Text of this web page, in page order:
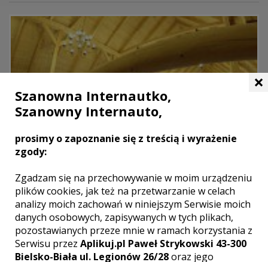
×
Szanowna Internautko,
Szanowny Internauto,
prosimy o zapoznanie się z treścią i wyrażenie
zgody:
Zgadzam się na przechowywanie w moim urządzeniu
plików cookies, jak też na przetwarzanie w celach
analizy moich zachowań w niniejszym Serwisie moich
danych osobowych, zapisywanych w tych plikach,
pozostawianych przeze mnie w ramach korzystania z
Serwisu przez Aplikuj.pl Paweł Strykowski 43-300
Bielsko-Biała ul. Legionów 26/28oraz jego